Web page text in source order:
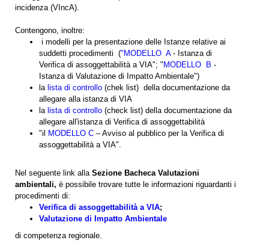
incidenza (VIncA).
Contengono, inoltre:
i modelli per la presentazione delle Istanze relative ai
suddetti procedimenti ("MODELLO A - Istanza di
Verifica di assoggettabilità a VIA"; "MODELLO B -
Istanza di Valutazione di Impatto Ambientale")
la lista di controllo (chek list) della documentazione da
allegare alla istanza di VIA
la lista di controllo (check list) della documentazione da
allegare all'istanza di Verifica di assoggettabilità
"il MODELLO C – Avviso al pubblico per la Verifica di
assoggettabilità a VIA".
Nel seguente link alla Sezione Bacheca Valutazioni
ambientali, è possibile trovare tutte le informazioni riguardanti i
procedimenti di:
Verifica di assoggettabilità a VIA;
Valutazione di Impatto Ambientale
di competenza regionale.